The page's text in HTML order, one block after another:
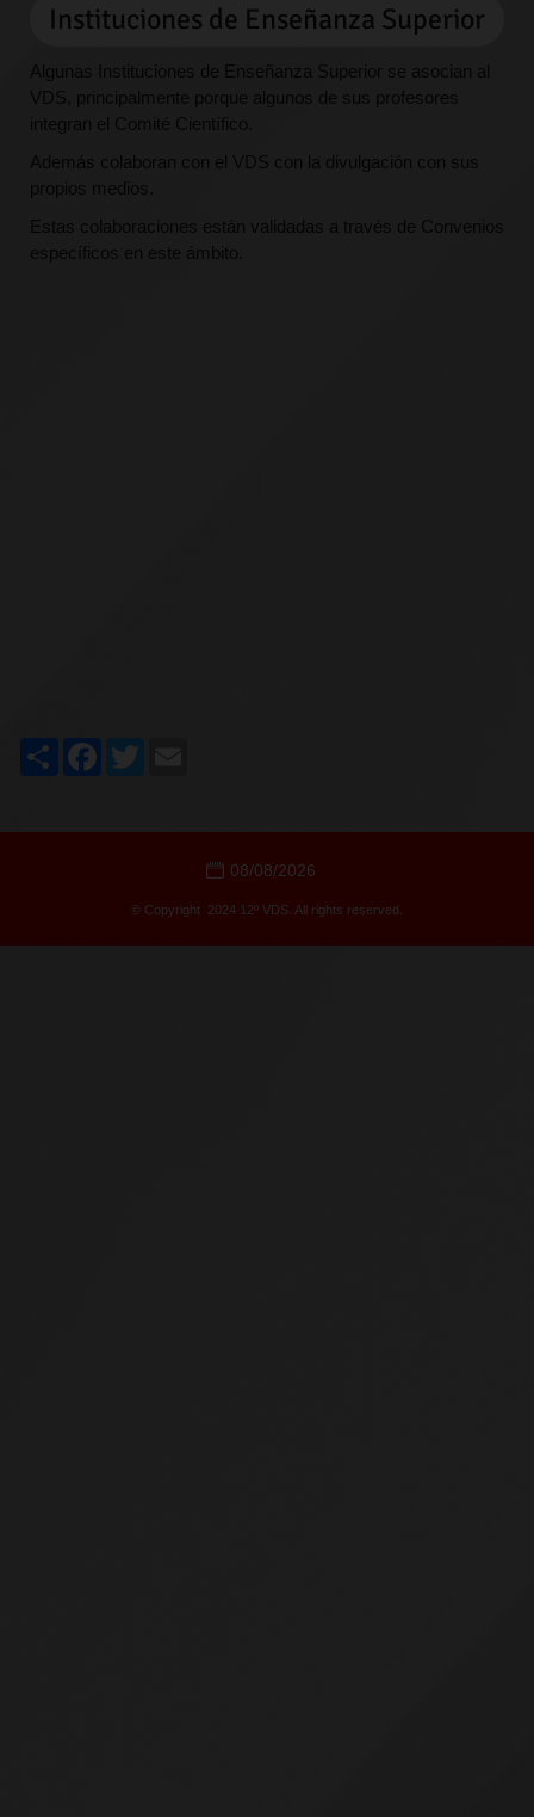
Instituciones de Enseñanza Superior
Algunas Instituciones de Enseñanza Superior se asocian al
VDS, principalmente porque algunos de sus profesores
integran el Comité Científico.
Además colaboran con el VDS con la divulgación con sus
propios medios.
Estas colaboraciones están validadas a través de Convenios
específicos en este ámbito.
Share Facebook
08/08/2026
© Copyright 2024 12º VDS. All rights reserved.